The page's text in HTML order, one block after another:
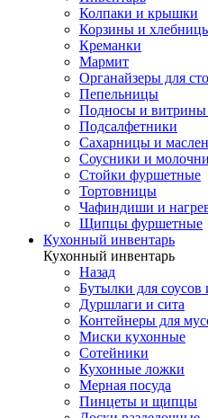
Колпаки и крышки
Корзины и
Креманки
Мармит
Органайзеры для
Пепельницы
Подносы и витрины
Подсалфетники
Сахарницы и
Соусники и
Стойки фуршетные
Тортовницы
Чафиндиши и
Щипцы фуршетные
Кухонный инвентарь
Кухонный инвентарь
Назад
Бутылки для соусов
Дуршлаги и сита
Контейнеры для
Миски кухонные
Сотейники
Кухонные ложки
Мерная посуда
Пинцеты и щипцы